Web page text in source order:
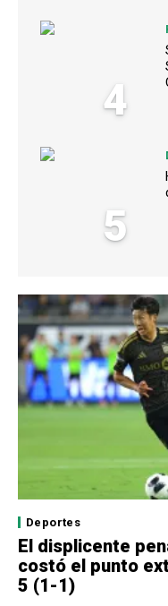
4
5
Deportes
El displicente
costó el punto
5 (1-1)